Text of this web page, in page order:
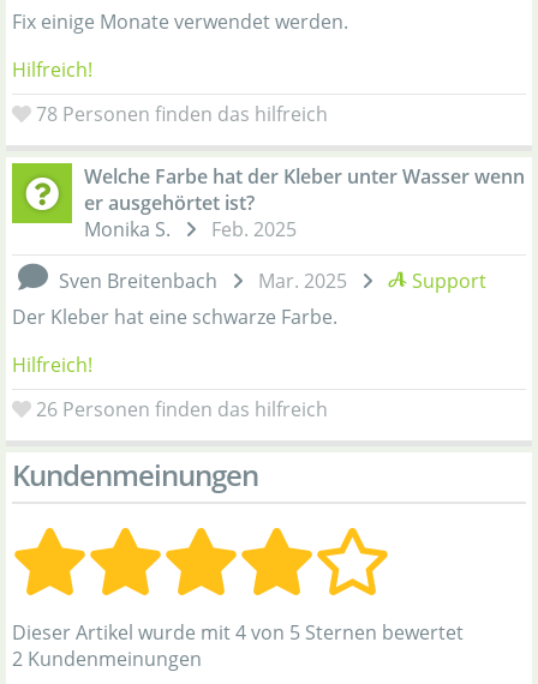
Fix einige Monate verwendet werden.
Hilfreich!
78 Personen finden das hilfreich
Welche Farbe hat der Kleber unter Wasser wenn
er ausgehörtet ist?
Monika S.
Feb. 2025
Sven Breitenbach
Mar. 2025
Support
Der Kleber hat eine schwarze Farbe.
Hilfreich!
26 Personen finden das hilfreich
Kundenmeinungen
Dieser Artikel wurde mit 4 von 5 Sternen bewertet
2 Kundenmeinungen